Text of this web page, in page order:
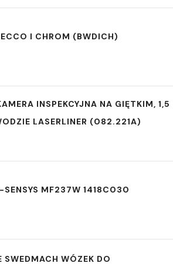
I CHROM (BWDICH)
INSPEKCYJNA NA GIĘTKIM, 1,5
LASERLINER (082.221A)
SENSYS MF237W 1418C030
SWEDMACH WÓZEK DO